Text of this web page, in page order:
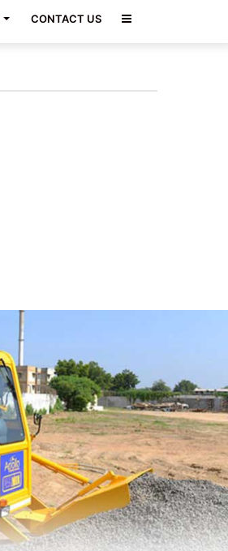
CONTACT US